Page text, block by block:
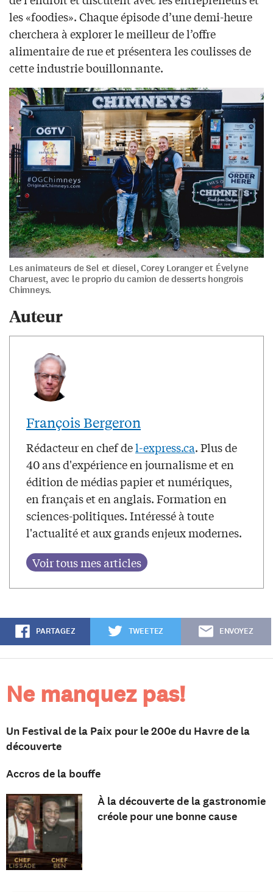
les «foodies». Chaque épisode d’une demi-heure
cherchera à explorer le meilleur de l’offre
alimentaire de rue et présentera les coulisses de
cette industrie bouillonnante.
Les animateurs de Sel et diesel, Corey Loranger et Évelyne
Charuest, avec le proprio du camion de desserts hongrois
Chimneys.
Auteur
François Bergeron
Rédacteur en chef del-express.ca. Plus de
40 ans d'expérience en journalisme et en
édition de médias papier et numériques,
en français et en anglais. Formation en
sciences-politiques. Intéressé à toute
l'actualité et aux grands enjeux modernes.
PARTAGEZ TWEETEZ ENVOYEZ
Ne manquez pas!
Un Festival de la Paix pour le 200e du Havre de la
découverte
Accros de la bouffe
À la découverte de la gastronomie
créole pour une bonne cause